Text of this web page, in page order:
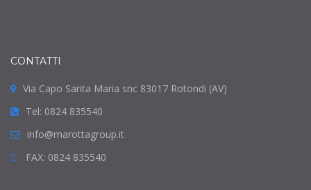
CONTATTI
Via Capo Santa Maria snc 83017 Rotondi (AV)
Tel: 0824 835540
info@marottagroup.it
FAX: 0824 835540